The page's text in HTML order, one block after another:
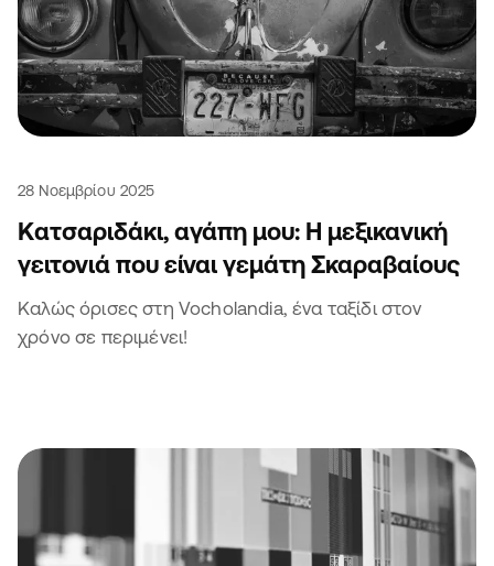
28 Νοεμβρίου 2025
Κατσαριδάκι, αγάπη μου: Η μεξικανική
γειτονιά που είναι γεμάτη Σκαραβαίους
Καλώς όρισες στη Vocholandia, ένα ταξίδι στον
χρόνο σε περιμένει!